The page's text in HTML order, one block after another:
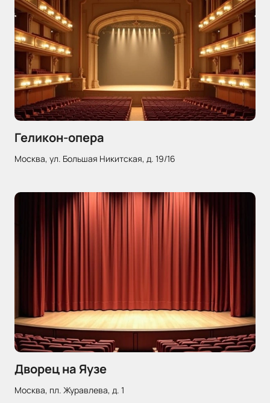
Геликон-опера
Москва, ул. Большая Никитская, д. 19/16
Дворец на Яузе
Москва, пл. Журавлева, д. 1